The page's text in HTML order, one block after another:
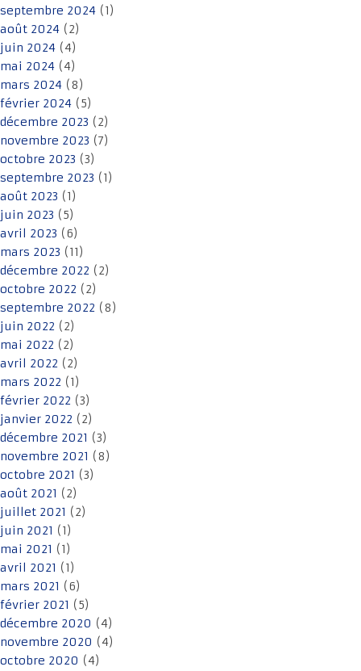
septembre 2024 (1)
août 2024 (2)
juin 2024 (4)
mai 2024 (4)
mars 2024 (8)
février 2024 (5)
décembre 2023 (2)
novembre 2023 (7)
octobre 2023 (3)
septembre 2023 (1)
août 2023 (1)
juin 2023 (5)
avril 2023 (6)
mars 2023 (11)
décembre 2022 (2)
octobre 2022 (2)
septembre 2022 (8)
juin 2022 (2)
mai 2022 (2)
avril 2022 (2)
mars 2022 (1)
février 2022 (3)
janvier 2022 (2)
décembre 2021 (3)
novembre 2021 (8)
octobre 2021 (3)
août 2021 (2)
juillet 2021 (2)
juin 2021 (1)
mai 2021 (1)
avril 2021 (1)
mars 2021 (6)
février 2021 (5)
décembre 2020 (4)
novembre 2020 (4)
octobre 2020 (4)